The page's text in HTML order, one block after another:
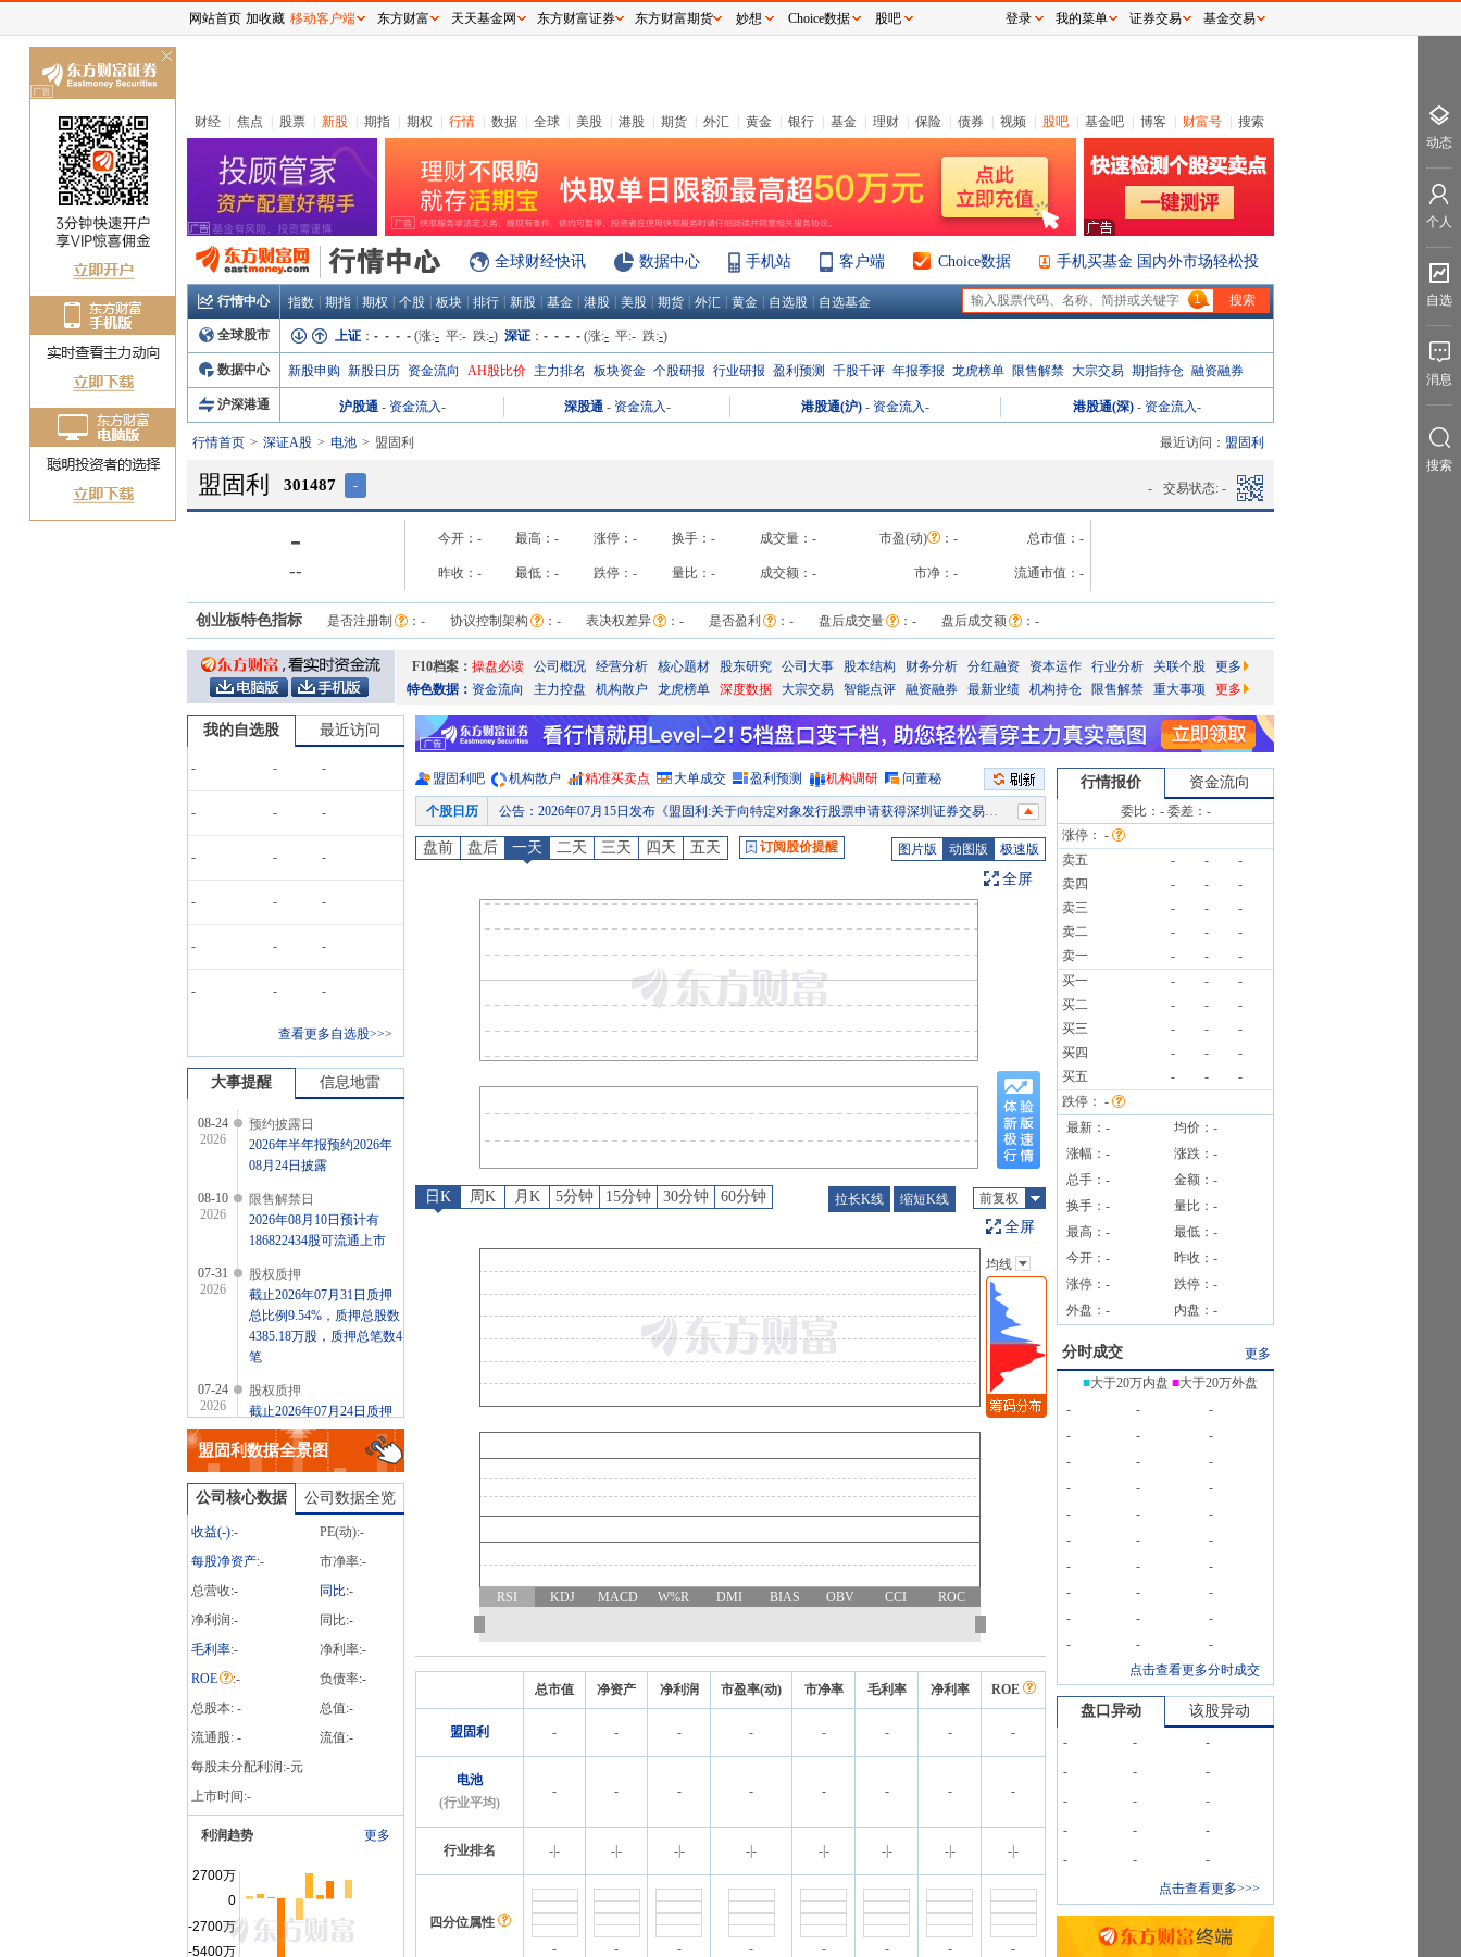
财经 焦点 股票 新股 期指 期权 行情 数据 全球 美股 港股 期货 外汇 黄金 银行 基金 理财 保险 债券 视频 股吧 基金吧 博客 财富号 搜索
全球财经快讯 数据中心 手机站 客户端 Choice数据 手机买基金 国内外市场轻松投
行情中心 指数 期指 期权 个股 板块 排行 新股 基金 港股 美股 期货 外汇 黄金 自选股 自选基金 1
全球股市 上证 ： - - - - (涨:- 平:- 跌:-) 深证 ： - - - - (涨:- 平:- 跌:-)
数据中心 新股申购 新股日历 资金流向 AH股比价 主力排名 板块资金 个股研报 行业研报 盈利预测 千股千评 年报季报 龙虎榜单 限售解禁 大宗交易 期指持仓 融资融券
沪深港通 沪股通 - 资金流入- 深股通 - 资金流入- 港股通(沪) - 资金流入- 港股通(深) - 资金流入-
行情首页 深证A股 电池 盟固利 最近访问： 盟固利
盟固利 301487 - - 交易状态: -
-
--
今开： - 最高： - 涨停： - 换手： - 成交量： - 市盈(动) ： - 总市值： -
昨收： - 最低： - 跌停： - 量比： - 成交额： - 市净： - 流通市值： -
创业板特色指标 是否注册制 ： - 协议控制架构 ： - 表决权差异 ： - 是否盈利 ： - 盘后成交量 ： - 盘后成交额 ： -
F10档案： 操盘必读 公司概况 经营分析 核心题材 股东研究 公司大事 股本结构 财务分析 分红融资 资本运作 行业分析 关联个股
更多
特色数据： 资金流向 主力控盘 机构散户 龙虎榜单 深度数据 大宗交易 智能点评 融资融券 最新业绩 机构持仓 限售解禁 重大事项 更多
我的自选股 最近访问
- - -
- - -
- - -
- - -
- - -
- - -
查看更多自选股>>>
大事提醒 信息地雷
08-24
2026
预约披露日
2026年半年报预约2026年
08月24日披露
08-10
2026
限售解禁日
2026年08月10日预计有
186822434股可流通上市
07-31
2026
股权质押
截止2026年07月31日质押
总比例9.54%，质押总股数
4385.18万股，质押总笔数4
笔
07-24
2026
股权质押
截止2026年07月24日质押
总比例9.54%，质押总股数
4385.18万股，质押总笔数4
笔
盟固利数据全景图
公司核心数据 公司数据全览
收益(-):- PE(动):-
每股净资产:- 市净率:-
总营收:- 同比:-
净利润:- 同比:-
毛利率:- 净利率:-
ROE
:- 负债率:-
总股本: - 总值:-
流通股: - 流值:-
每股未分配利润:-元
上市时间:-
利润趋势 更多
盟固利 吧 机构散户 精准买卖点 大单成交 盈利预测 机构调研 问董秘
个股日历 公告 ： 2026年07月15日发布《盟固利:关于向特定对象发行股票申请获得深圳证券交易所上市审核中心审核通过的公告》
公告：2026年07月13日发布《盟固利:关于向特定对象发行股票的审核问询函回复及募集说明书等申请文件更新的提示性公告》等7条公告
股权质押
截止2026年07月10日质押总比例9.54%，质押总股数4385.18万股，质押总笔数4笔
股权质押：截止2026年07月03日质押总比例9.54%，质押总股数4385.18万股，质押总笔数4笔
预约披露日：2026年半年报预约2026年08月24日披露
限售解禁日：2026年08月10日预计有186822434股可流通上市
股权质押 ：截止2026年07月31日质押总比例9.54%，质押总股数4385.18万股，质押总笔数4笔
股权质押：截止2026年07月17日质押总比例9.54%，质押总股数4385.18万股，质押总笔数4笔
盘前 盘后 一天 二天 三天 四天 五天 订阅股价提醒 图片版 动图版 极速版
全屏
日K 周K 月K 5分钟 15分钟 30分钟 60分钟 拉长K线 缩短K线 前复权
全屏
主图指标
均线
EXPMA
SAR
BBI
RSI KDJ MACD W%R DMI BIAS OBV CCI ROC
均线
总市值 净资产 净利润 市盈率(动) 市净率 毛利率 净利率 ROE
盟固利 - - - - - - - -
电池
(行业平均)
- - - - - - - -
行业排名 -- -- -|- -- -|- -|- -|- --
四分位属性
-
- - - - - - -
行情报价 资金流向
委比： -委差： -
涨停： -
卖五
- -
-
卖四
- -
-
卖三
- -
-
卖二
- -
-
卖一
- -
-
买一
- -
-
买二
- -
-
买三
- -
-
买四
- -
-
买五
- -
-
跌停： -
最新： - 均价： -
涨幅： - 涨跌： -
总手： - 金额： -
换手： - 量比： -
最高： - 最低： -
今开： - 昨收： -
涨停： - 跌停： -
外盘： - 内盘： -
分时成交
更多
■大于20万内盘 ■大于20万外盘
-
-
-
-
-
-
-
-
-
-
-
-
-
-
-
-
-
-
-
-
-
-
-
-
-
-
-
-
-
-
点击查看更多分时成交
盘口异动 该股异动
- -
-
-
-
-
-
-
-
-
-
-
-
-
-
点击查看更多>>>
网站首页 加收藏 移动客户端 东方财富 天天基金网 东方财富证券 东方财富期货 妙想 Choice数据 股吧 登录 我的菜单 证券交易 基金交易
动态
个人
自选
消息
搜索